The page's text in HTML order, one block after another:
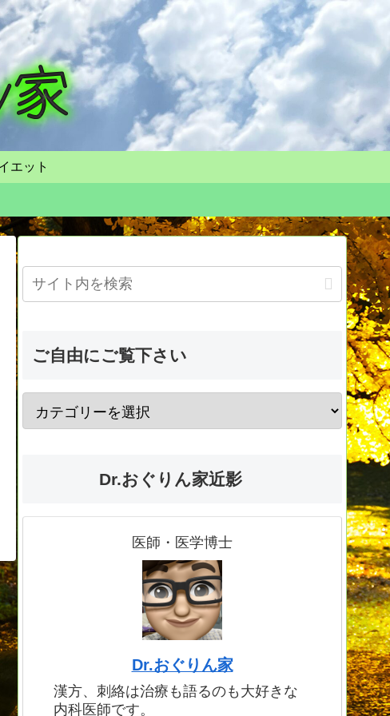
エット
ご自由にご覧下さい
Dr.おぐりん家近影
医師・医学博士
Dr.おぐりん家
漢方、刺絡は治療も語るのも大好きな
内科医師です。